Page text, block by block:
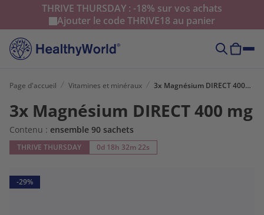
THRIVE THURSDAY : -18% sur vos achats
Ajouter le codeTHRIVE18 au panier
Page d'accueil Vitamines et minéraux 3x Magnésium DIRECT 400 mg
3x Magnésium DIRECT 400 mg
Contenu : ensemble 90 sachets
THRIVE THURSDAY 0d 18h 32m 21s
-29%